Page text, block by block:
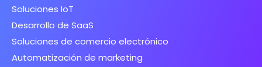
Soluciones IoT
Desarrollo de SaaS
Soluciones de comercio electrónico
Automatización de marketing